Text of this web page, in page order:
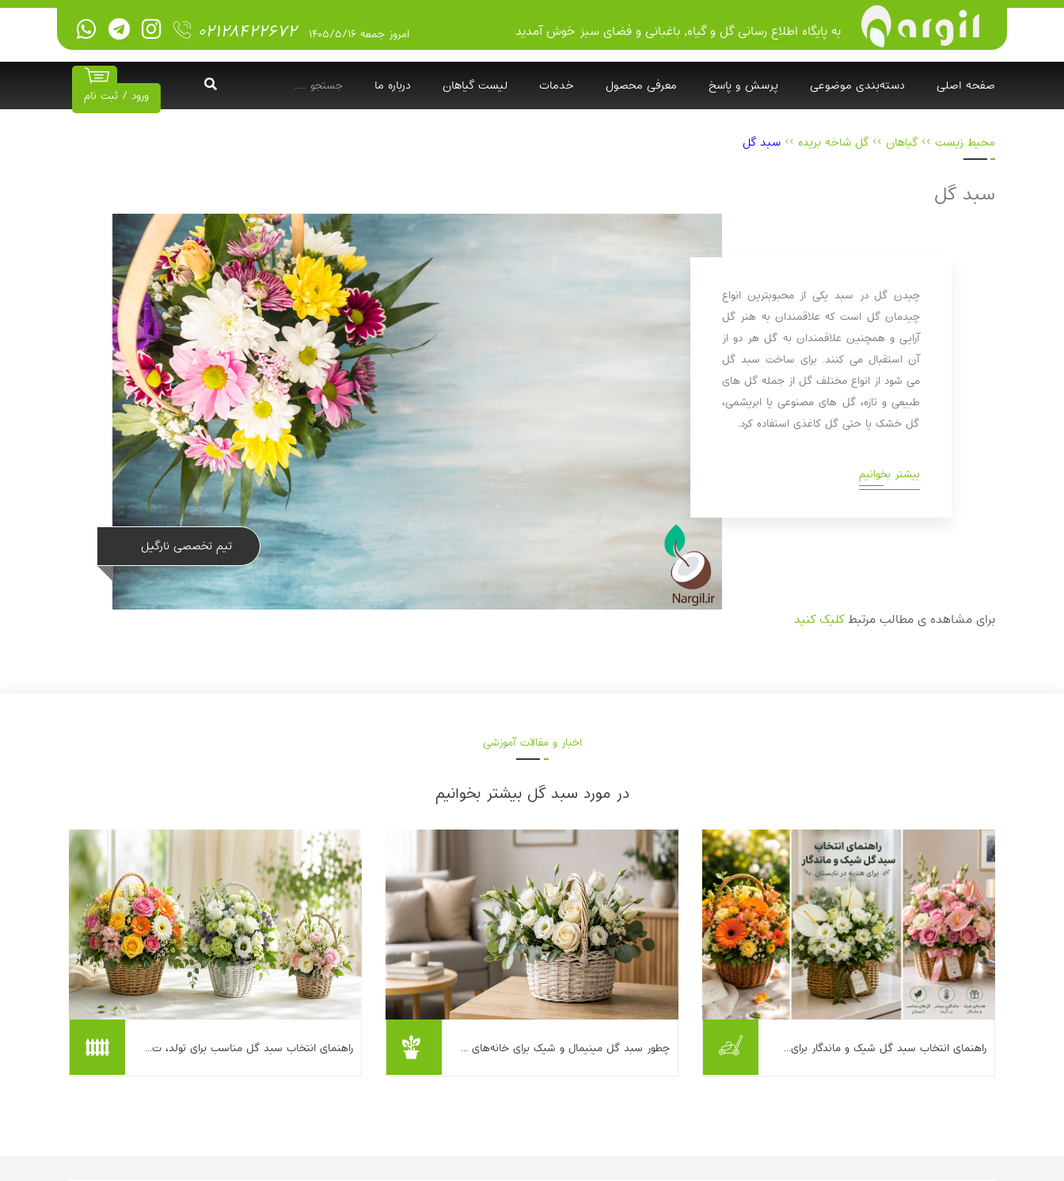
به پایگاه اطلاع رسانی گل و گیاه, باغبانی و فضای سبز خوش آمدید ۰۲۱۲۸۴۲۲۶۷۲ امروز جمعه ۱۴۰۵/۵/۱۶
صفحه اصلی دسته‌بندی موضوعی پرسش و پاسخ معرفی محصول خدمات لیست گیاهان درباره ما
ورود / ثبت نام
محیط زیست >> گیاهان >> گل شاخه بریده >> سبد گل
سبد گل
تیم تخصصی نارگیل
چیدن گل در سبد یکی از محبوبترین انواع
چیدمان گل است که علاقمندان به هنر گل
آرایی و همچنین علاقمندان به گل هر دو از
آن استقبال می کنند. برای ساخت سبد گل
می شود از انواع مختلف گل از جمله گل های
طبیعی و تازه، گل های مصنوعی یا ابریشمی،
گل خشک یا حتی گل کاغذی استفاده کرد.
بیشتر بخوانیم
برای مشاهده ی مطالب مرتبطکلیک کنید
اخبار و مقالات آموزشی
در مورد سبد گل بیشتر بخوانیم
تابستان فصل مهمانی‌ها، تولدها، سالگردها و
دیدارهای کوتاه و خودمانی است؛ اما گرما
همان‌قدر که حال‌وهوای شاد می‌آورد، برای
راهنمای انتخاب سبد گل شیک و ماندگار برای...
انتخاب‌ها درست باشد، خیلی سریع «مرتب،
شیک و آرامش‌بخش» به نظر می‌رسند. اما همین
چطور سبد گل مینیمال و شیک برای خانه‌های ...
می‌رسد؛ چند شاخه گل زیبا کنار هم و تمام. اما
وقتی پای مناسبت‌های متفاوت مثل تولد، تبریک
راهنمای انتخاب سبد گل مناسب برای تولد، ت...